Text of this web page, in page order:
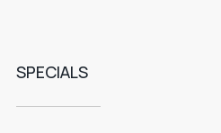
SPECIALS